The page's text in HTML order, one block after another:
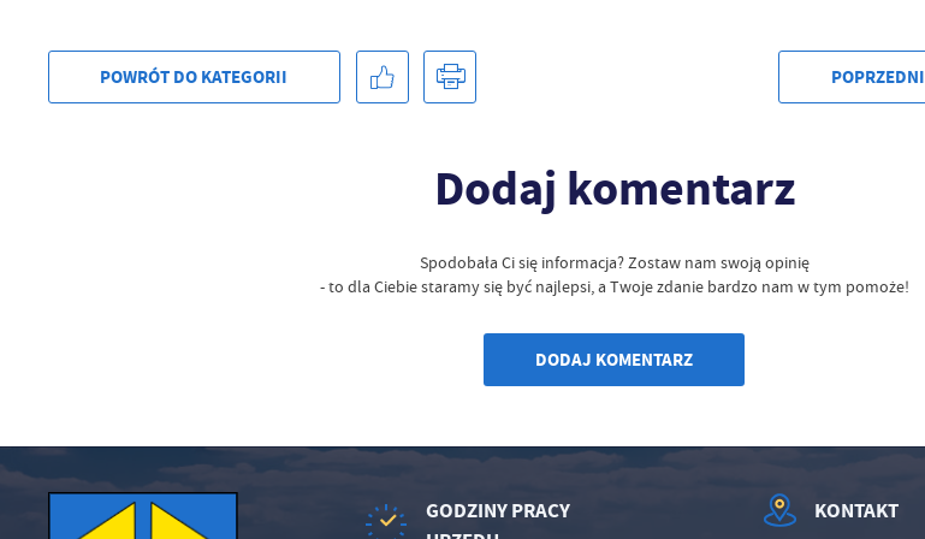
POWRÓT DO KATEGORII POPRZEDNI
Dodaj komentarz
Spodobała Ci się informacja? Zostaw nam swoją opinię
- to dla Ciebie staramy się być najlepsi, a Twoje zdanie bardzo nam w tym pomoże!
DODAJ KOMENTARZ
GODZINY PRACY
KONTAKT